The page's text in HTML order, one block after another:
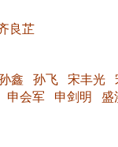
良芷
鑫 孙飞 宋丰光
申会军 申剑明 盛